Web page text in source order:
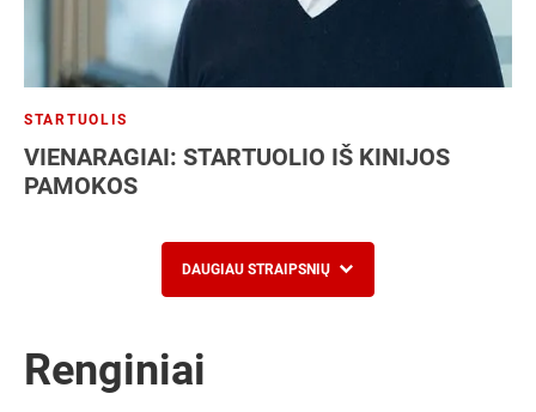
STARTUOLIS
VIENARAGIAI: STARTUOLIO IŠ KINIJOS
PAMOKOS
DAUGIAU STRAIPSNIŲ
Renginiai